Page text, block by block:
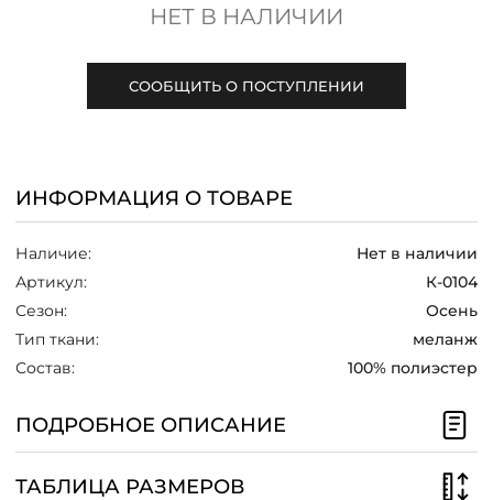
MANAGER@DSTREND.RU
ЗАКАЗАТЬ ЗВОНОК
НЕТ В НАЛИЧИИ
СООБЩИТЬ О ПОСТУПЛЕНИИ
ИНФОРМАЦИЯ О ТОВАРЕ
Наличие:
Нет в наличии
Артикул:
К-0104
Сезон:
Осень
Тип ткани:
меланж
Состав:
100% полиэстер
ПОДРОБНОЕ ОПИСАНИЕ
ТАБЛИЦА РАЗМЕРОВ